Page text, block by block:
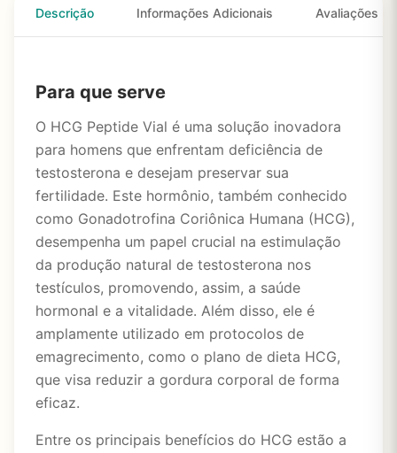
Descrição Informações Adicionais Avaliações
Para que serve
O HCG Peptide Vial é uma solução inovadora
para homens que enfrentam deficiência de
testosterona e desejam preservar sua
fertilidade. Este hormônio, também conhecido
como Gonadotrofina Coriônica Humana (HCG),
desempenha um papel crucial na estimulação
da produção natural de testosterona nos
testículos, promovendo, assim, a saúde
hormonal e a vitalidade. Além disso, ele é
amplamente utilizado em protocolos de
emagrecimento, como o plano de dieta HCG,
que visa reduzir a gordura corporal de forma
eficaz.
Entre os principais benefícios do HCG estão a